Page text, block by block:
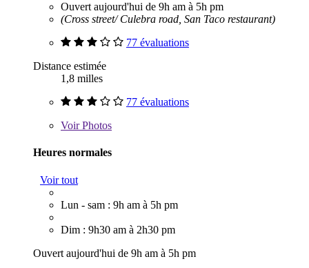
Ouvert aujourd'hui de 9h am à 5h pm
(Cross street/ Culebra road, San Taco restaurant)
77 évaluations
Distance estimée
1,8 milles
77 évaluations
VoirPhotos
Heures normales
Voir tout
Lun - sam : 9h am à 5h pm
Dim : 9h30 am à 2h30 pm
Ouvert aujourd'hui de 9h am à 5h pm